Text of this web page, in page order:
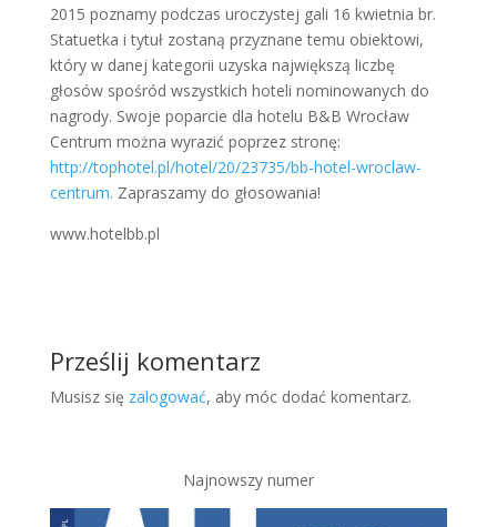
2015 poznamy podczas uroczystej gali 16 kwietnia br.
Statuetka i tytuł zostaną przyznane temu obiektowi,
który w danej kategorii uzyska największą liczbę
głosów spośród wszystkich hoteli nominowanych do
nagrody. Swoje poparcie dla hotelu B&B Wrocław
Centrum można wyrazić poprzez stronę:
http://tophotel.pl/hotel/20/23735/bb-hotel-wroclaw-
centrum. Zapraszamy do głosowania!
www.hotelbb.pl
Prześlij komentarz
Musisz się zalogować, aby móc dodać komentarz.
Najnowszy numer